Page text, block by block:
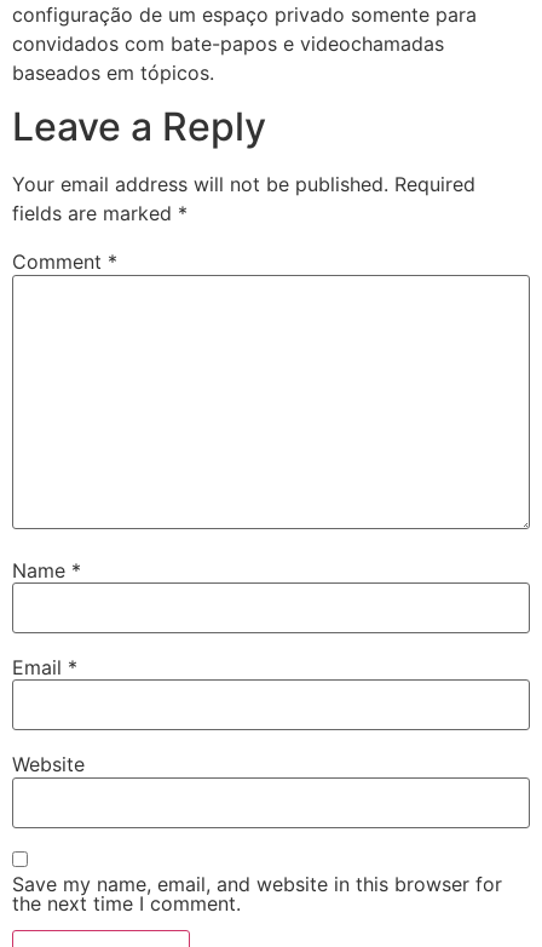
configuração de um espaço privado somente para
convidados com bate-papos e videochamadas
baseados em tópicos.
Leave a Reply
Your email address will not be published. Required
fields are marked *
Comment *
Name *
Email *
Website
Save my name, email, and website in this browser for
the next time I comment.